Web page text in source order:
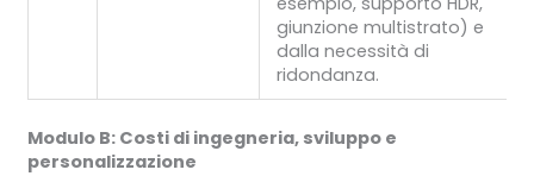
giunzione multistrato) e
dalla necessità di
ridondanza.
Modulo B: Costi di ingegneria, sviluppo e
personalizzazione